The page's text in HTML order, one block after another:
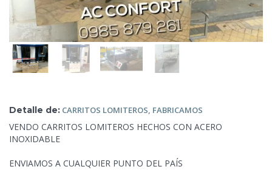
Detalle de: CARRITOS LOMITEROS, FABRICAMOS
VENDO CARRITOS LOMITEROS HECHOS CON ACERO
INOXIDABLE
ENVIAMOS A CUALQUIER PUNTO DEL PAÍS